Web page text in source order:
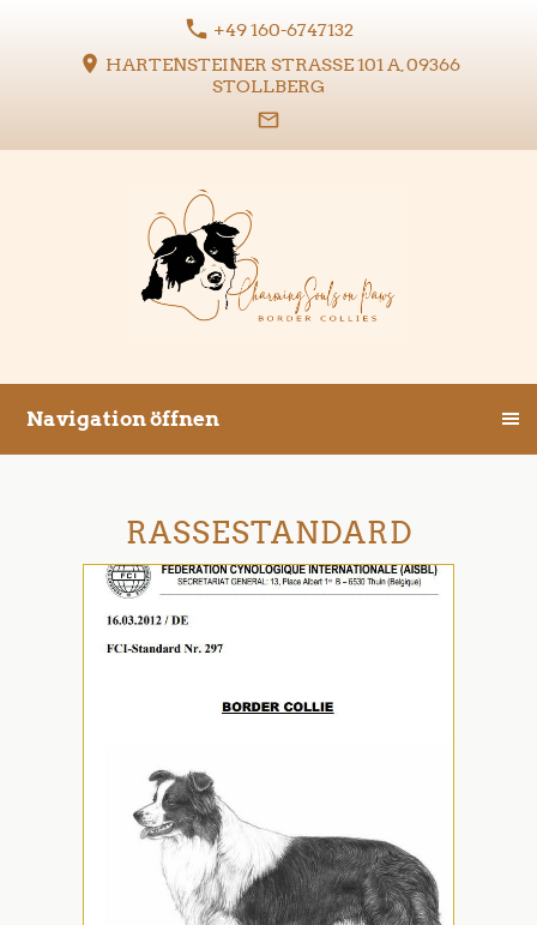
+49 160-6747132
HARTENSTEINER STRASSE 101 A, 09366 S
TOLLBERG
Navigation öffnen
RASSESTANDARD